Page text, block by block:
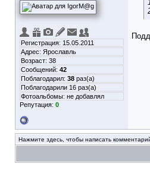
Регистрация: 15.05.2011
Адрес: Ярославль
Возраст: 38
Сообщений: 42
Поблагодарил: 38 раз(а)
Поблагодарили 16 раз(а)
Фотоальбомы: не добавлял
Репутация: 0
Нажмите здесь, чтобы написать